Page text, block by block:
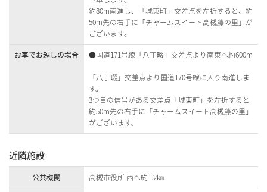
約80m南進し、「城東町」交差点を左折すると、約
50m先の右手に「チャームスイート高槻藤の里」が
ございます。
お車でお越しの場合
●国道171号線「八丁畷」交差点より南東へ約600m
「八丁畷」交差点より国道170号線に入り南進しま
す。
3つ目の信号がある交差点「城東町」を左折すると
約50m先の右手に「チャームスイート高槻藤の里」
がございます。
近隣施設
公共機関
高槻市役所 西へ約1.2㎞